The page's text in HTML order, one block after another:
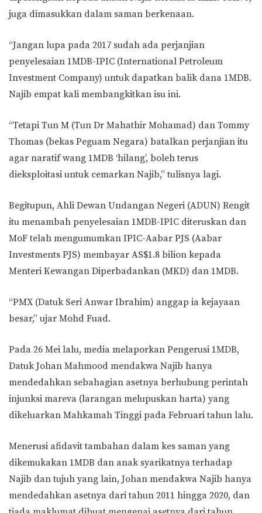
juga dimasukkan dalam saman berkenaan.
“Jangan lupa pada 2017 sudah ada perjanjian
penyelesaian 1MDB-IPIC (International Petroleum
Investment Company) untuk dapatkan balik dana 1MDB.
Najib empat kali membangkitkan isu ini.
“Tetapi Tun M (Tun Dr Mahathir Mohamad) dan Tommy
Thomas (bekas Peguam Negara) batalkan perjanjian itu
agar naratif wang 1MDB ‘hilang’, boleh terus
dieksploitasi untuk cemarkan Najib,” tulisnya lagi.
Begitupun, Ahli Dewan Undangan Negeri (ADUN) Rengit
itu menambah penyelesaian 1MDB-IPIC diteruskan dan
MoF telah mengumumkan IPIC-Aabar PJS (Aabar
Investments PJS) membayar AS$1.8 bilion kepada
Menteri Kewangan Diperbadankan (MKD) dan 1MDB.
“PMX (Datuk Seri Anwar Ibrahim) anggap ia kejayaan
besar,” ujar Mohd Fuad.
Pada 26 Mei lalu, media melaporkan Pengerusi 1MDB,
Datuk Johan Mahmood mendakwa Najib hanya
mendedahkan sebahagian asetnya berhubung perintah
injunksi mareva (larangan melupuskan harta) yang
dikeluarkan Mahkamah Tinggi pada Februari tahun lalu.
Menerusi afidavit tambahan dalam kes saman yang
dikemukakan 1MDB dan anak syarikatnya terhadap
Najib dan tujuh yang lain, Johan mendakwa Najib hanya
mendedahkan asetnya dari tahun 2011 hingga 2020, dan